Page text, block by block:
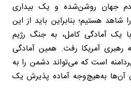
جهان روشن‌شده و یک بیداری
شاهد هستیم؛ بنابراین باید از این
یک آمادگی کامل، به جنگ رژیم
رهبری آمریکا رفت. همین آمادگی
است که می‌تواند دشمن را به
آن‌ها به‌هیچ‌وجه آماده پذیرش یک